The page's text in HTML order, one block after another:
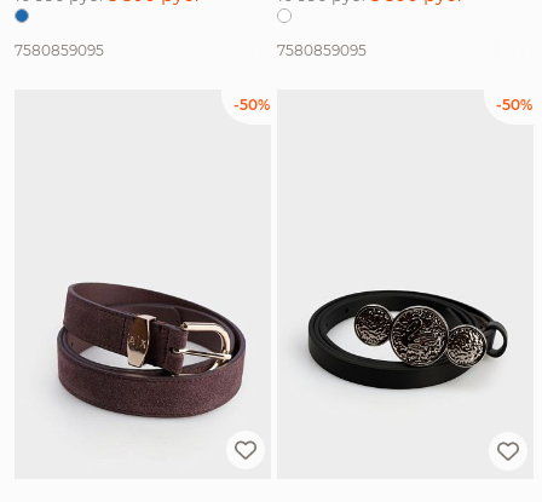
7580859095 7580859095
-50% -50%